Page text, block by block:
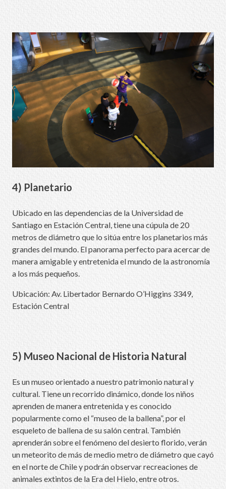
4) Planetario
Ubicado en las dependencias de la Universidad de
Santiago en Estación Central, tiene una cúpula de 20
metros de diámetro que lo sitúa entre los planetarios más
grandes del mundo. El panorama perfecto para acercar de
manera amigable y entretenida el mundo de la astronomía
a los más pequeños.
Ubicación: Av. Libertador Bernardo O’Higgins 3349,
Estación Central
5) Museo Nacional de Historia Natural
Es un museo orientado a nuestro patrimonio natural y
cultural. Tiene un recorrido dinámico, donde los niños
aprenden de manera entretenida y es conocido
popularmente como el “museo de la ballena”, por el
esqueleto de ballena de su salón central. También
aprenderán sobre el fenómeno del desierto florido, verán
un meteorito de más de medio metro de diámetro que cayó
en el norte de Chile y podrán observar recreaciones de
animales extintos de la Era del Hielo, entre otros.